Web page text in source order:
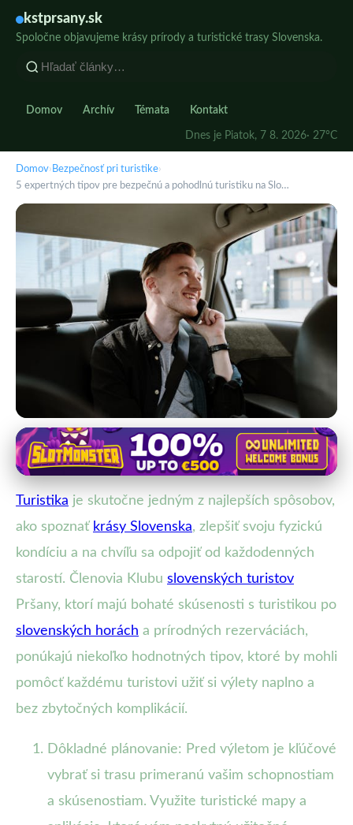
kstprsany.sk
Spoločne objavujeme krásy prírody a turistické trasy Slovenska.
Domov Archív Témata Kontakt
Dnes je Piatok, 7 8. 2026· 27°C
Domov› Bezpečnosť pri turistike›
5 expertných tipov pre bezpečnú a pohodlnú turistiku na Slo…
Bezpečnosť pri turistike
5 expertných tipov pre bezpečnú
a pohodlnú turistiku na Slovensku
Turistika je skutočne jedným z najlepších spôsobov,
ako spoznať krásy Slovenska, zlepšiť svoju fyzickú
kondíciu a na chvíľu sa odpojiť od každodenných
starostí. Členovia Klubu slovenských turistov
Pršany, ktorí majú bohaté skúsenosti s turistikou po
slovenských horách a prírodných rezerváciách,
ponúkajú niekoľko hodnotných tipov, ktoré by mohli
pomôcť každému turistovi užiť si výlety naplno a
bez zbytočných komplikácií.
Dôkladné plánovanie: Pred výletom je kľúčové
vybrať si trasu primeranú vašim schopnostiam
a skúsenostiam. Využite turistické mapy a